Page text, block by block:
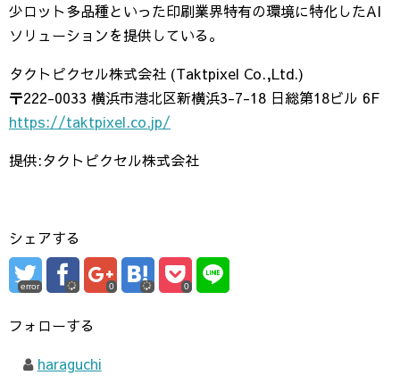
少ロット多品種といった印刷業界特有の環境に特化したAI
ソリューションを提供している。
タクトピクセル株式会社 (Taktpixel Co.,Ltd.)
〒222-0033 横浜市港北区新横浜3-7-18 日総第18ビル 6F
https://taktpixel.co.jp/
提供:タクトピクセル株式会社
シェアする
error 0 0
フォローする
haraguchi